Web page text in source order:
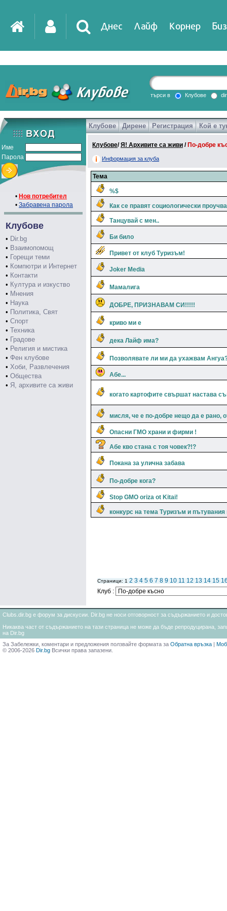
Днес Лайф Корнер
DirTV Impressio
Games
търси в Клубове
Име
Парола
• Нов потребител
• Забравена парола
Клубове
• Dir.bg
• Взаимопомощ
• Горещи теми
• Компютри и Интернет
• Контакти
• Култура и изкуство
• Мнения
• Наука
• Политика, Свят
• Спорт
• Техника
• Градове
• Религия и мистика
• Фен клубове
• Хоби, Развлечения
• Общества
• Я, архивите са живи
Клубове Дирене Регистрация Кой е
Клубове/Я! Архивите са живи / По-добре
Информация за клуба
Тема
%$
Как се правят социологически
Танцувай с мен..
Би било
Привет от клуб Туризъм!
Joker Media
Мамалига
ДОБРЕ, ПРИЗНАВАМ СИ!!!!!
криво ми е
дека Лайф има?
Позволявате ли ми да ухажвам
Абе...
когато картофите свършат настава
мисля, че е по-добре нещо да е рано,
Опасни ГМО храни и фирми !
Абе кво стана с тоя човек?!?
Покана за улична забава
По-добре кога?
Stop GMO oriza ot Kitai!
конкурс на тема Туризъм и пътувания
Страници: 1 2 3 4 5 6 7 8 9 10 11 12 13 14 15
Клуб :
Clubs.dir.bg е форум за дискусии. Dir.bg не носи отговорност за съдържанието и
Никаква част от съдържанието на тази страница не може да бъде репродуцирана,
на Dir.bg
За Забележки, коментари и предложения ползвайте формата за Обратна връзка |
© 2006-2026 Dir.bg Всички права запазени.